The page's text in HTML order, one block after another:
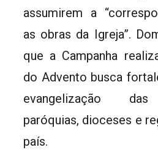
assumirem a
as obras da Igreja”.
que a Campanha
do Advento busca
evangelização das
paróquias, dioceses e
país.